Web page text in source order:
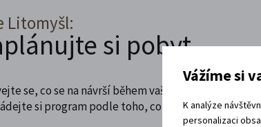
Litomyšl:
si pobyt
se, co se na návrší během vaší návštěvy děje.
si program podle toho, co máte rádi.
Vážíme si
K analýze
personalizaci